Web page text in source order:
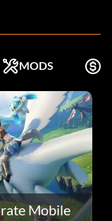
MODS
Mobile